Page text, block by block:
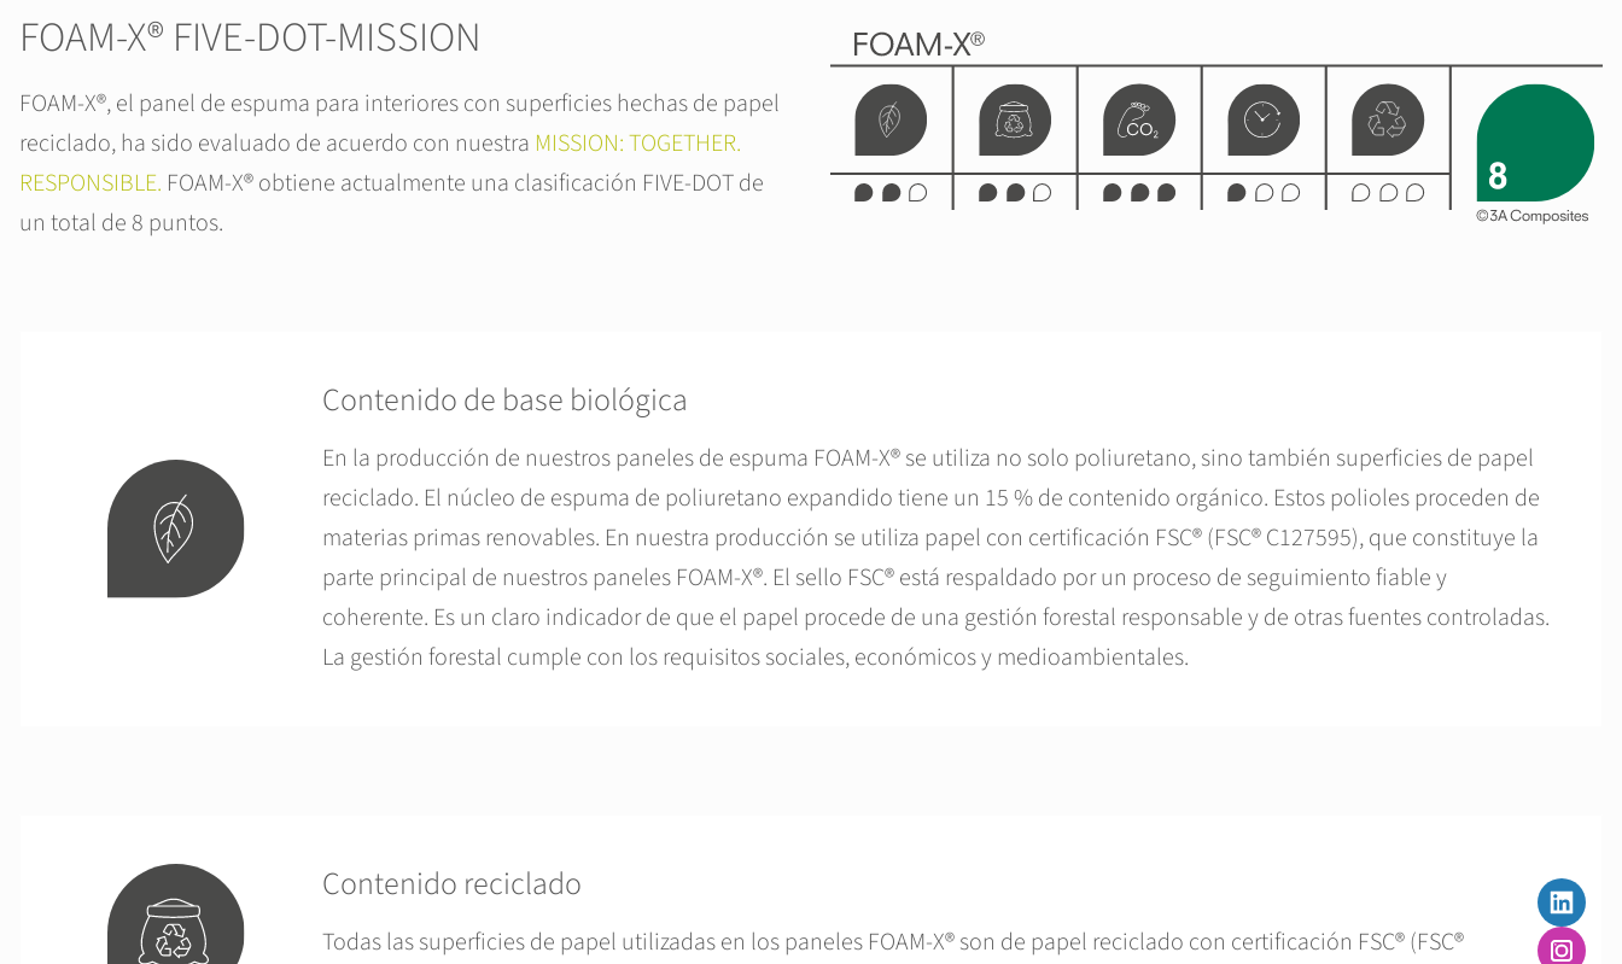
FOAM-X® FIVE-DOT-MISSION
FOAM-X®, el panel de espuma para interiores con superficies hechas de papel
reciclado, ha sido evaluado de acuerdo con nuestra MISSION: TOGETHER.
RESPONSIBLE. FOAM-X® obtiene actualmente una clasificación FIVE-DOT de
un total de 8 puntos.
Contenido de base biológica
En la producción de nuestros paneles de espuma FOAM-X® se utiliza no solo poliuretano, sino también superficies de papel
reciclado. El núcleo de espuma de poliuretano expandido tiene un 15 % de contenido orgánico. Estos polioles proceden de
materias primas renovables. En nuestra producción se utiliza papel con certificación FSC® (FSC® C127595), que constituye la
parte principal de nuestros paneles FOAM-X®. El sello FSC® está respaldado por un proceso de seguimiento fiable y
coherente. Es un claro indicador de que el papel procede de una gestión forestal responsable y de otras fuentes controladas.
La gestión forestal cumple con los requisitos sociales, económicos y medioambientales.
Contenido reciclado
Todas las superficies de papel utilizadas en los paneles FOAM-X® son de papel reciclado con certificación FSC® (FSC®